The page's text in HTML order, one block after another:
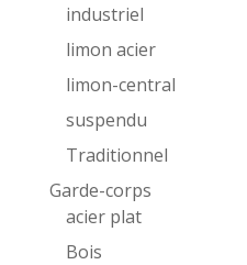
industriel
limon acier
limon-central
suspendu
Traditionnel
Garde-corps
acier plat
Bois